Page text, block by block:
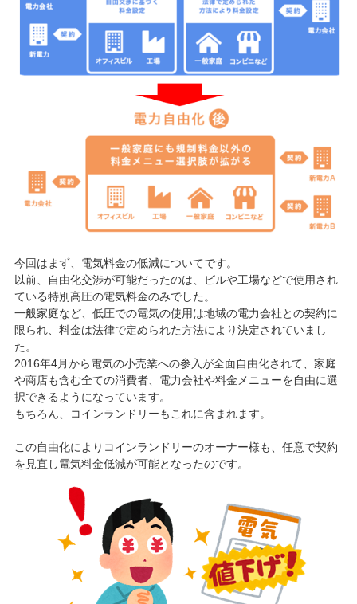
今回はまず、電気料金の低減についてです。
以前、自由化交渉が可能だったのは、ビルや工場などで使用され
ている特別高圧の電気料金のみでした。
一般家庭など、低圧での電気の使用は地域の電力会社との契約に
限られ、料金は法律で定められた方法により決定されていまし
た。
2016年4月から電気の小売業への参入が全面自由化されて、家庭
や商店も含む全ての消費者、電力会社や料金メニューを自由に選
択できるようになっています。
もちろん、コインランドリーもこれに含まれます。
この自由化によりコインランドリーのオーナー様も、任意で契約
を見直し電気料金低減が可能となったのです。